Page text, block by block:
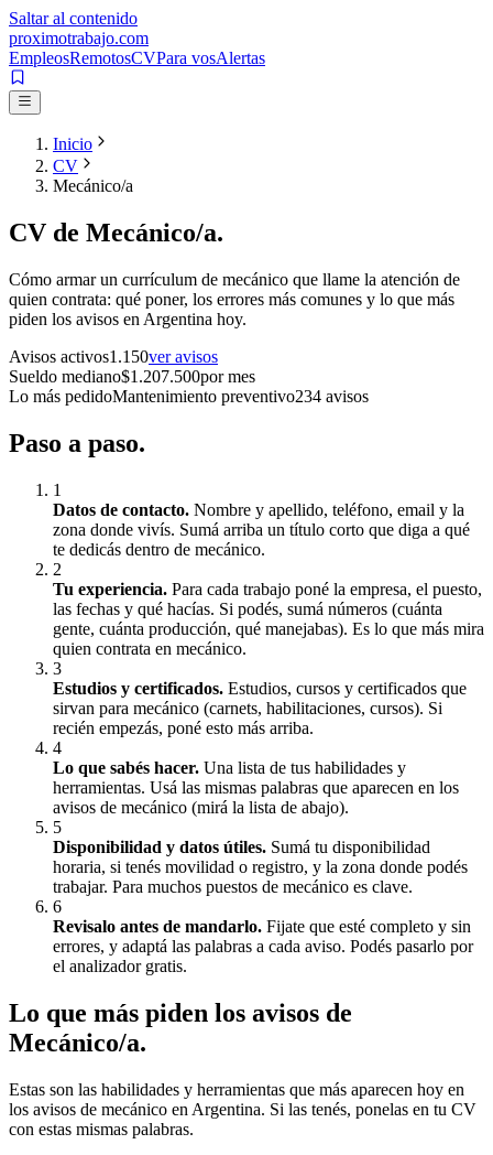
Saltar al contenido
proximotrabajo.com
EmpleosRemotosCVPara vosAlertas
Inicio
CV
Mecánico/a
CV de Mecánico/a.
Cómo armar un currículum de mecánico que llame la atención de
quien contrata: qué poner, los errores más comunes y lo que más
piden los avisos en Argentina hoy.
Avisos activos1.150ver avisos
Sueldo mediano$1.207.500por mes
Lo más pedidoMantenimiento preventivo234 avisos
Paso a paso.
1
Datos de contacto. Nombre y apellido, teléfono, email y la
zona donde vivís. Sumá arriba un título corto que diga a qué
te dedicás dentro de mecánico.
2
Tu experiencia. Para cada trabajo poné la empresa, el puesto,
las fechas y qué hacías. Si podés, sumá números (cuánta
gente, cuánta producción, qué manejabas). Es lo que más mira
quien contrata en mecánico.
3
Estudios y certificados. Estudios, cursos y certificados que
sirvan para mecánico (carnets, habilitaciones, cursos). Si
recién empezás, poné esto más arriba.
4
Lo que sabés hacer. Una lista de tus habilidades y
herramientas. Usá las mismas palabras que aparecen en los
avisos de mecánico (mirá la lista de abajo).
5
Disponibilidad y datos útiles. Sumá tu disponibilidad
horaria, si tenés movilidad o registro, y la zona donde podés
trabajar. Para muchos puestos de mecánico es clave.
6
Revisalo antes de mandarlo. Fijate que esté completo y sin
errores, y adaptá las palabras a cada aviso. Podés pasarlo por
el analizador gratis.
Lo que más piden los avisos de
Mecánico/a.
Estas son las habilidades y herramientas que más aparecen hoy en
los avisos de mecánico en Argentina. Si las tenés, ponelas en tu CV
con estas mismas palabras.